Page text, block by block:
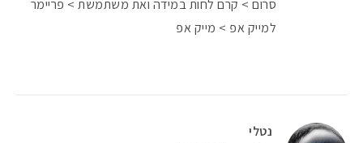
סרום > קרם לחות במידה ואת משתמשת > פריימר
למייק אפ > מייק אפ
נטלי